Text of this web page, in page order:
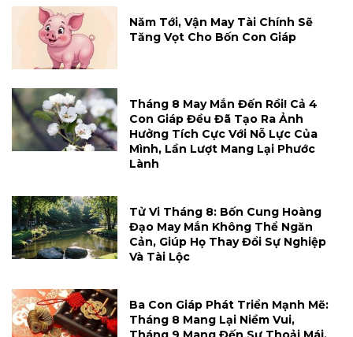
Năm Tới, Vận May Tài Chính Sẽ
Tăng Vọt Cho Bốn Con Giáp
Tháng 8 May Mắn Đến Rồi! Cả 4
Con Giáp Đều Đã Tạo Ra Ảnh
Hưởng Tích Cực Với Nỗ Lực Của
Mình, Lần Lượt Mang Lại Phước
Lành
Tử Vi Tháng 8: Bốn Cung Hoàng
Đạo May Mắn Không Thể Ngăn
Cản, Giúp Họ Thay Đổi Sự Nghiệp
Và Tài Lộc
Ba Con Giáp Phát Triển Mạnh Mẽ:
Tháng 8 Mang Lại Niềm Vui,